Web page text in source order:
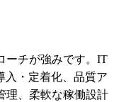
ーチが強みです。IT
入・定着化、品質ア
理、柔軟な稼働設計